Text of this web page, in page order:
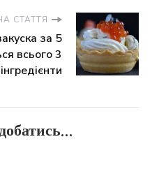
СТАТТЯ
за 5
всього 3
інгредієнти